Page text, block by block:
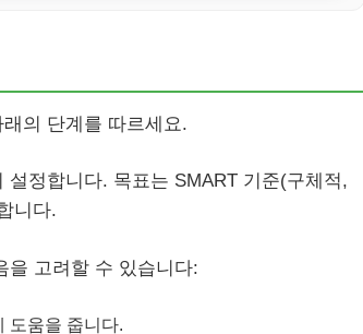
의 단계를 따르세요.
정합니다. 목표는 SMART 기준(구체적,
니다.
을 고려할 수 있습니다:
도움을 줍니다.